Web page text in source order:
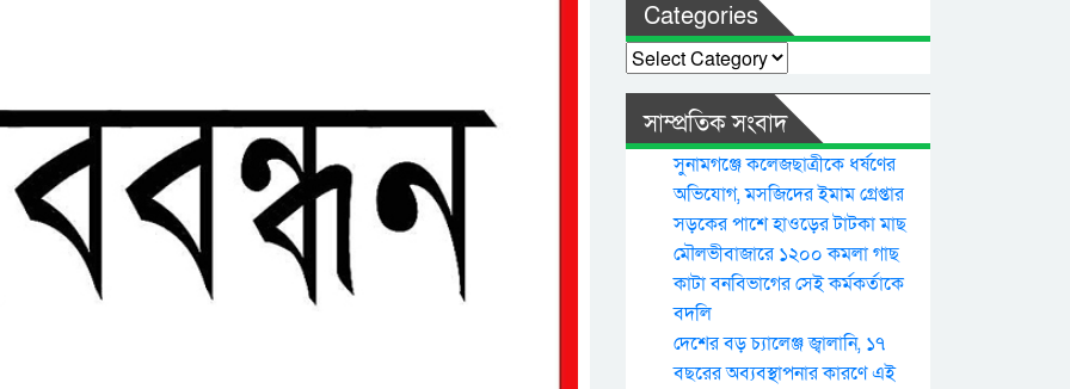
Categories
Categories
সাম্প্রতিক সংবাদ
সুনামগঞ্জে কলেজছাত্রীকে ধর্ষণের
অভিযোগ, মসজিদের ইমাম গ্রেপ্তার
সড়কের পাশে হাওড়ের টাটকা মাছ
মৌলভীবাজারে ১২০০ কমলা গাছ
কাটা বনবিভাগের সেই কর্মকর্তাকে
বদলি
দেশের বড় চ্যালেঞ্জ জ্বালানি, ১৭
বছরের অব্যবস্থাপনার কারণে এই